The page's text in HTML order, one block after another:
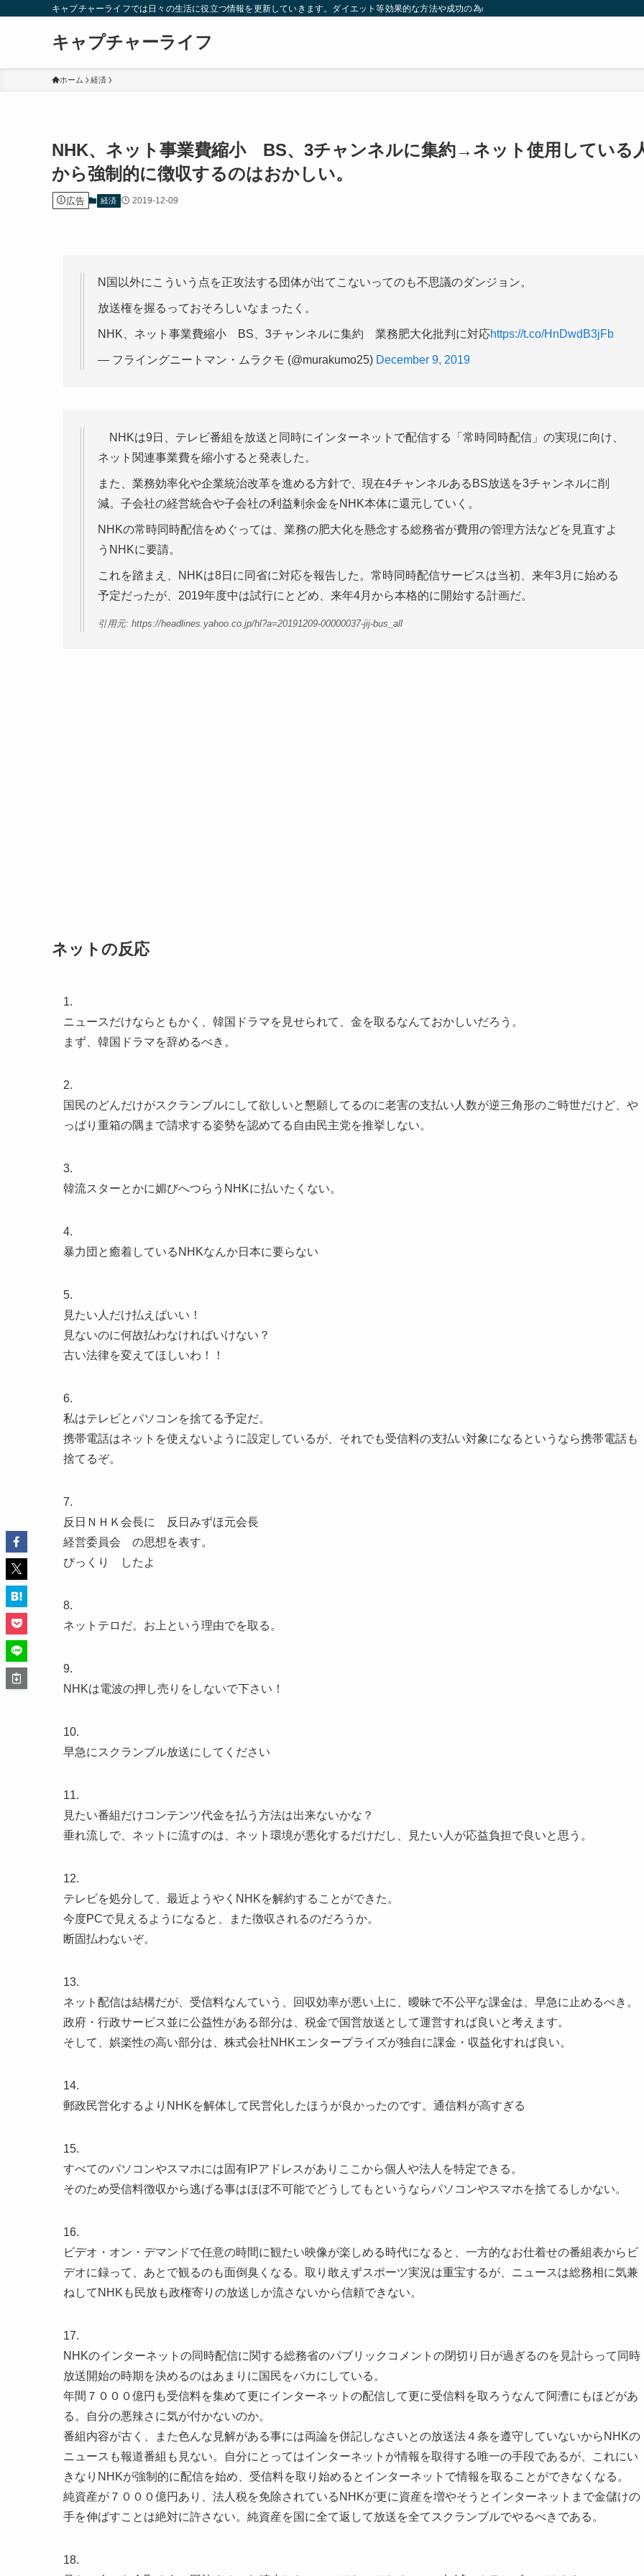
キャプチャーライフでは日々の生活に役立つ情報を更新していきます。ダイエット等効果的な方法や成功の為の秘訣等。太ったり悩んでいる方々が
キャプチャーライフ
ホーム 経済
NHK、ネット事業費縮小 BS、3チャンネルに集約→ネット使用している
から強制的に徴収するのはおかしい。
広告 経済 2019-12-09
N国以外にこういう点を正攻法する団体が出てこないってのも不思議のダンジョン。
放送権を握るっておそろしいなまったく。
NHK、ネット事業費縮小 BS、3チャンネルに集約 業務肥大化批判に対応https://t.co/HnDwdB3jFb
— フライングニートマン・ムラクモ (@murakumo25) December 9, 2019
NHKは9日、テレビ番組を放送と同時にインターネットで配信する「常時同時配信」の実現に向け、
ネット関連事業費を縮小すると発表した。
また、業務効率化や企業統治改革を進める方針で、現在4チャンネルあるBS放送を3チャンネルに削
減。子会社の経営統合や子会社の利益剰余金をNHK本体に還元していく。
NHKの常時同時配信をめぐっては、業務の肥大化を懸念する総務省が費用の管理方法などを見直すよ
うNHKに要請。
これを踏まえ、NHKは8日に同省に対応を報告した。常時同時配信サービスは当初、来年3月に始める
予定だったが、2019年度中は試行にとどめ、来年4月から本格的に開始する計画だ。
引用元: https://headlines.yahoo.co.jp/hl?a=20191209-00000037-jij-bus_all
ネットの反応
1.
ニュースだけならともかく、韓国ドラマを見せられて、金を取るなんておかしいだろう。
まず、韓国ドラマを辞めるべき。
2.
国民のどんだけがスクランブルにして欲しいと懇願してるのに老害の支払い人数が逆三角形のご時世だけど、や
っぱり重箱の隅まで請求する姿勢を認めてる自由民主党を推挙しない。
3.
韓流スターとかに媚びへつらうNHKに払いたくない。
4.
暴力団と癒着しているNHKなんか日本に要らない
5.
見たい人だけ払えばいい！
見ないのに何故払わなければいけない？
古い法律を変えてほしいわ！！
6.
私はテレビとパソコンを捨てる予定だ。
携帯電話はネットを使えないように設定しているが、それでも受信料の支払い対象になるというなら携帯電話も
捨てるぞ。
7.
反日ＮＨＫ会長に 反日みずほ元会長
経営委員会 の思想を表す。
びっくり したよ
8.
ネットテロだ。お上という理由でを取る。
9.
NHKは電波の押し売りをしないで下さい！
10.
早急にスクランブル放送にしてください
11.
見たい番組だけコンテンツ代金を払う方法は出来ないかな？
垂れ流しで、ネットに流すのは、ネット環境が悪化するだけだし、見たい人が応益負担で良いと思う。
12.
テレビを処分して、最近ようやくNHKを解約することができた。
今度PCで見えるようになると、また徴収されるのだろうか。
断固払わないぞ。
13.
ネット配信は結構だが、受信料なんていう、回収効率が悪い上に、曖昧で不公平な課金は、早急に止めるべき。
政府・行政サービス並に公益性がある部分は、税金で国営放送として運営すれば良いと考えます。
そして、娯楽性の高い部分は、株式会社NHKエンタープライズが独自に課金・収益化すれば良い。
14.
郵政民営化するよりNHKを解体して民営化したほうが良かったのです。通信料が高すぎる
15.
すべてのパソコンやスマホには固有IPアドレスがありここから個人や法人を特定できる。
そのため受信料徴収から逃げる事はほぼ不可能でどうしてもというならパソコンやスマホを捨てるしかない。
16.
ビデオ・オン・デマンドで任意の時間に観たい映像が楽しめる時代になると、一方的なお仕着せの番組表からビ
デオに録って、あとで観るのも面倒臭くなる。取り敢えずスポーツ実況は重宝するが、ニュースは総務相に気兼
ねしてNHKも民放も政権寄りの放送しか流さないから信頼できない。
17.
NHKのインターネットの同時配信に関する総務省のパブリックコメントの閉切り日が過ぎるのを見計らって同時
放送開始の時期を決めるのはあまりに国民をバカにしている。
年間７０００億円も受信料を集めて更にインターネットの配信して更に受信料を取ろうなんて阿漕にもほどがあ
る。自分の悪辣さに気が付かないのか。
番組内容が古く、また色んな見解がある事には両論を併記しなさいとの放送法４条を遵守していないからNHKの
ニュースも報道番組も見ない。自分にとってはインターネットが情報を取得する唯一の手段であるが、これにい
きなりNHKが強制的に配信を始め、受信料を取り始めるとインターネットで情報を取ることができなくなる。
純資産が７０００億円あり、法人税を免除されているNHKが更に資産を増やそうとインターネットまで金儲けの
手を伸ばすことは絶対に許さない。純資産を国に全て返して放送を全てスクランブルでやるべきである。
18.